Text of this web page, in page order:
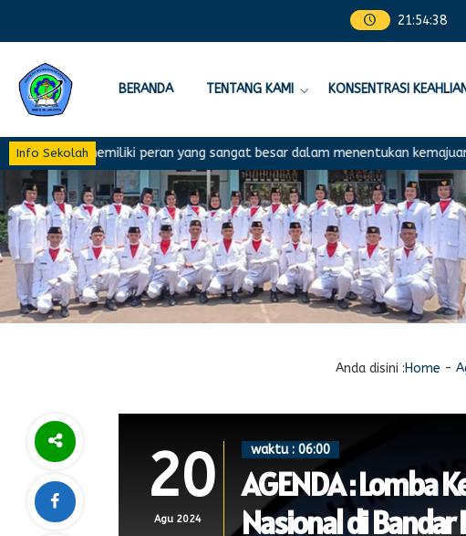
21:54:38
BERANDA TENTANG KAMI KONSENTRASI KEAHLIAN
Info Sekolah
memiliki peran yang sangat besar dalam menentukan kemajuan
Anda disini :Home -
20
Agu 2024
waktu : 06:00
AGENDA : Lomba
Nasional di